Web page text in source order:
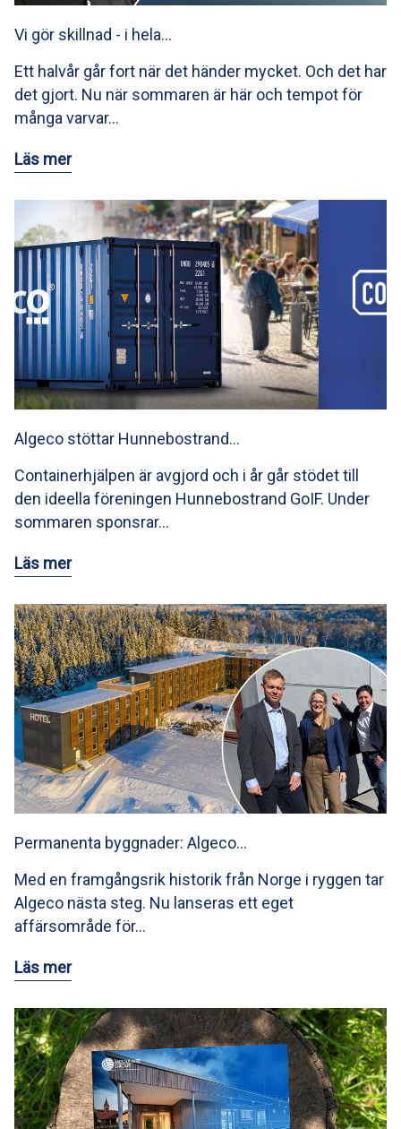
Vi gör skillnad - i hela…
Ett halvår går fort när det händer mycket. Och det har
det gjort. Nu när sommaren är här och tempot för
många varvar…
Läs mer
Algeco stöttar Hunnebostrand…
Containerhjälpen är avgjord och i år går stödet till
den ideella föreningen Hunnebostrand GoIF. Under
sommaren sponsrar…
Läs mer
Permanenta byggnader: Algeco…
Med en framgångsrik historik från Norge i ryggen tar
Algeco nästa steg. Nu lanseras ett eget
affärsområde för…
Läs mer